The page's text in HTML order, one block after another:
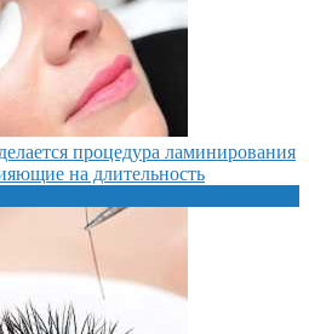
процедура ламинирования
на длительность